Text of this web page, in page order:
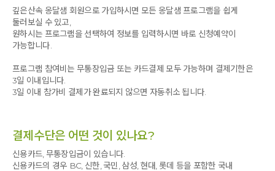
깊은산속 옹달샘 회원으로 가입하시면 모든 옹달샘 프로그램을 쉽게
둘러보실 수 있고,
원하시는 프로그램을 선택하여 정보를 입력하시면 바로 신청예약이
가능합니다.
프로그램 참여비는 무통장입금 또는 카드결제 모두 가능하며 결제기한은
3일 이내입니다.
3일 이내 참가비 결제가 완료되지 않으면 자동취소 됩니다.
결제수단은 어떤 것이 있나요?
신용카드, 무통장입금이 있습니다.
신용카드의 경우 BC, 신한, 국민, 삼성, 현대, 롯데 등을 포함한 국내